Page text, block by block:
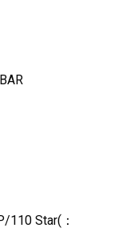
110 Star(：